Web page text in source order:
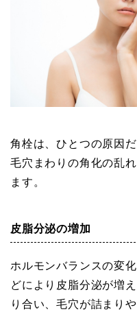
角栓は、ひとつの原因
毛穴まわりの角化の乱
ます。
皮脂分泌の増加
ホルモンバランスの変
どにより皮脂分泌が増
り合い、毛穴が詰まり